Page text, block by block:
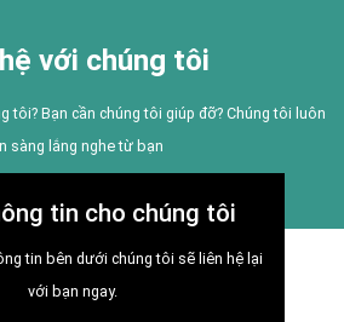
với chúng tôi
tôi? Bạn cần chúng tôi giúp đỡ? Chúng tôi luôn
sàng lắng nghe từ bạn
tin cho chúng tôi
tin bên dưới chúng tôi sẽ liên hệ lại
với bạn ngay.